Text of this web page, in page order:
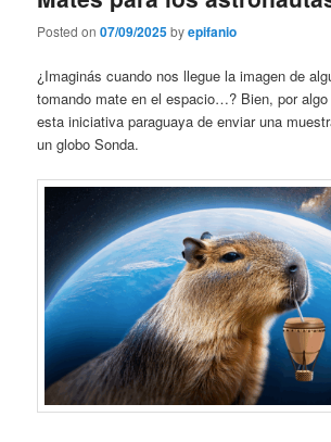
Posted on07/09/2025byepifanio
¿Imaginás cuando nos llegue la imagen de
tomando mate en el espacio…? Bien, por
esta iniciativa paraguaya de enviar una
un globo Sonda.